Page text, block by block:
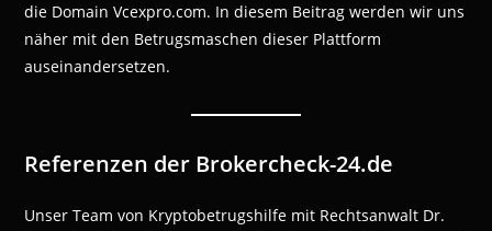
die Domain Vcexpro.com. In diesem Beitrag werden wir uns
näher mit den Betrugsmaschen dieser Plattform
auseinandersetzen.
Referenzen der Brokercheck-24.de
Unser Team von Kryptobetrugshilfe mit Rechtsanwalt Dr.